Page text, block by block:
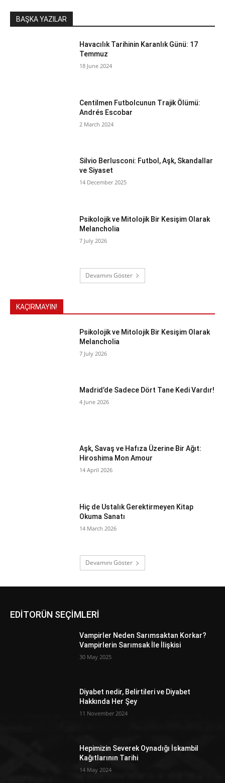
BAŞKA YAZILAR
Havacılık Tarihinin Karanlık Günü: 17
Temmuz
18 June 2024
Centilmen Futbolcunun Trajik Ölümü:
Andrés Escobar
2 March 2024
Silvio Berlusconi: Futbol, Aşk, Skandallar
ve Siyaset
14 December 2025
Psikolojik ve Mitolojik Bir Kesişim Olarak
Melancholia
7 July 2026
Devamını Göster
KAÇIRMAYIN!
Psikolojik ve Mitolojik Bir Kesişim Olarak
Melancholia
7 July 2026
Madrid’de Sadece Dört Tane Kedi Vardır!
4 June 2026
Aşk, Savaş ve Hafıza Üzerine Bir Ağıt:
Hiroshima Mon Amour
14 April 2026
Hiç de Ustalık Gerektirmeyen Kitap
Okuma Sanatı
14 March 2026
Devamını Göster
EDİTORÜN SEÇİMLERİ
Vampirler Neden Sarımsaktan Korkar?
Vampirlerin Sarımsak İle İlişkisi
30 May 2025
Diyabet nedir, Belirtileri ve Diyabet
Hakkında Her Şey
11 November 2024
Hepimizin Severek Oynadığı İskambil
Kağıtlarının Tarihi
14 May 2024